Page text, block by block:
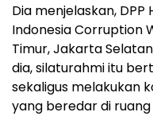
Dia menjelaskan,
Indonesia Corruption
Timur, Jakarta
dia, silaturahmi itu
sekaligus melakukan
yang beredar di ruang